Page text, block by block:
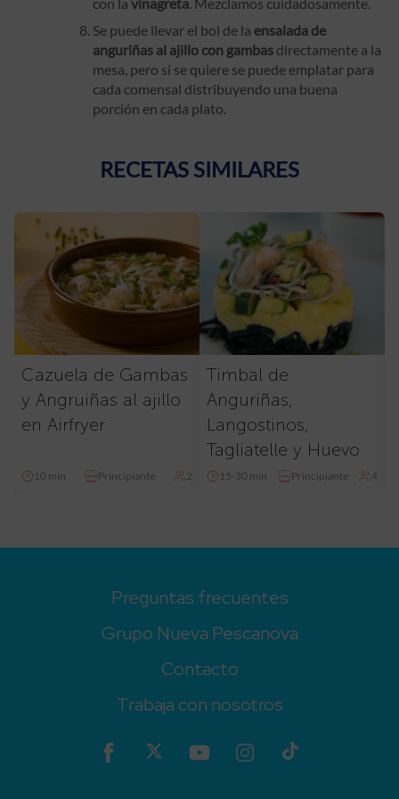
Se puede llevar el bol de la ensalada de
anguriñas al ajillo con gambas directamente a la
mesa, pero si se quiere se puede emplatar para
cada comensal distribuyendo una buena
porción en cada plato.
RECETAS SIMILARES
Cazuela de Gambas
y Angruiñas al ajillo
en Airfryer
10 min Principiante 2
Timbal de
Anguriñas,
Langostinos,
Tagliatelle y Huevo
15-30 min Principiante 4
Preguntas frecuentes
Grupo Nueva Pescanova
Contacto
Trabaja con nosotros